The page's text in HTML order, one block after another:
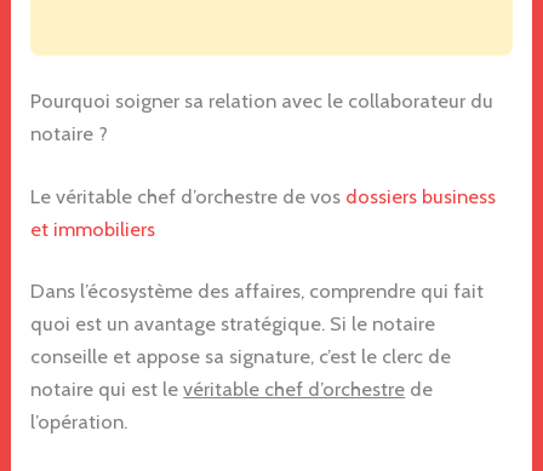
Pourquoi soigner sa relation avec le collaborateur du
notaire ?
Le véritable chef d’orchestre de vos dossiers business
et immobiliers
Dans l’écosystème des affaires, comprendre qui fait
quoi est un avantage stratégique. Si le notaire
conseille et appose sa signature, c’est le clerc de
notaire qui est levéritable chef d’orchestre de
l’opération.